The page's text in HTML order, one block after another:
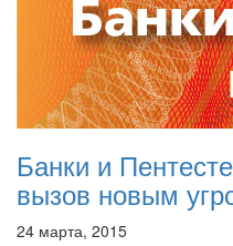
Банки и
вызов новым
24 марта, 2015